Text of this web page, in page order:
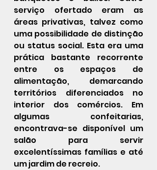
serviço ofertado eram as
áreas privativas, talvez como
uma possibilidade de distinção
ou status social. Esta era uma
prática bastante recorrente
entre os espaços de
alimentação, demarcando
territórios diferenciados no
interior dos comércios. Em
algumas confeitarias,
encontrava-se disponível um
salão para servir
excelentíssimas famílias e até
um jardim de recreio.